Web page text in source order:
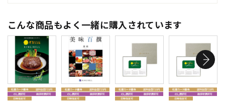
こんな商品もよく一緒に購入されています